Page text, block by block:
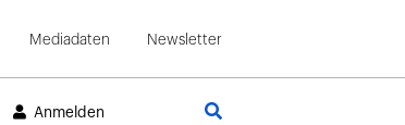
Mediadaten Newsletter
Anmelden